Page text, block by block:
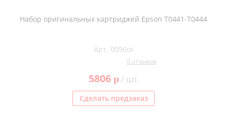
Набор оригинальных картриджей Epson T0441-T0444
Арт. 0096or
0 отзывов
5806 p/ шт.
Сделать предзаказ